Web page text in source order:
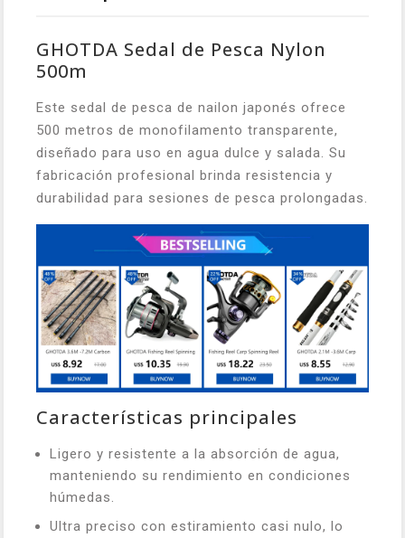
GHOTDA Sedal de Pesca Nylon
500m
Este sedal de pesca de nailon japonés ofrece
500 metros de monofilamento transparente,
diseñado para uso en agua dulce y salada. Su
fabricación profesional brinda resistencia y
durabilidad para sesiones de pesca prolongadas.
Características principales
Ligero y resistente a la absorción de agua,
manteniendo su rendimiento en condiciones
húmedas.
Ultra preciso con estiramiento casi nulo, lo